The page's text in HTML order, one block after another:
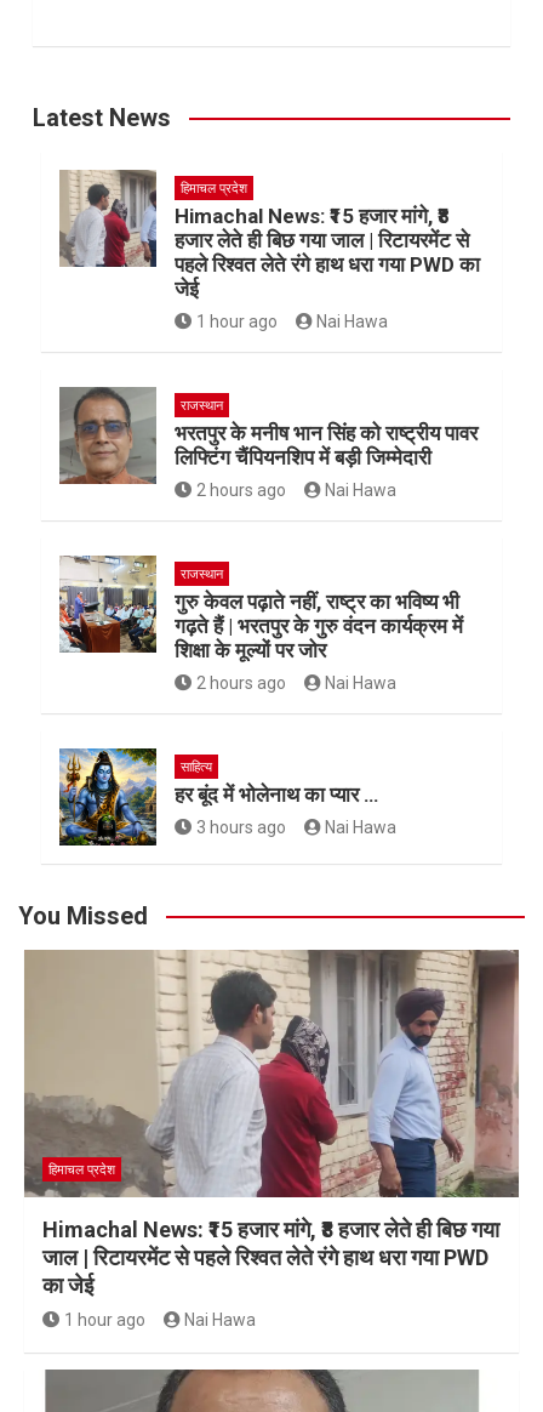
Latest News
हिमाचल प्रदेश
Himachal News: ₹15 हजार मांगे, ₹8
हजार लेते ही बिछ गया जाल | रिटायरमेंट से
पहले रिश्वत लेते रंगे हाथ धरा गया PWD का
जेई
1 hour ago Nai Hawa
राजस्थान
भरतपुर के मनीष भान सिंह को राष्ट्रीय पावर
लिफ्टिंग चैंपियनशिप में बड़ी जिम्मेदारी
2 hours ago Nai Hawa
राजस्थान
गुरु केवल पढ़ाते नहीं, राष्ट्र का भविष्य भी
गढ़ते हैं | भरतपुर के गुरु वंदन कार्यक्रम में
शिक्षा के मूल्यों पर जोर
2 hours ago Nai Hawa
साहित्य
हर बूंद में भोलेनाथ का प्यार …
3 hours ago Nai Hawa
You Missed
हिमाचल प्रदेश
Himachal News: ₹15 हजार मांगे, ₹8 हजार लेते ही बिछ गया
जाल | रिटायरमेंट से पहले रिश्वत लेते रंगे हाथ धरा गया PWD
का जेई
1 hour ago Nai Hawa